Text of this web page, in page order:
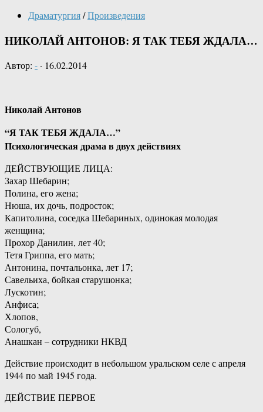
Драматургия/Произведения
НИКОЛАЙ АНТОНОВ: Я ТАК ТЕБЯ ЖДАЛА…
Автор: - · 16.02.2014
Николай Антонов
“Я ТАК ТЕБЯ ЖДАЛА…”
Психологическая драма в двух действиях
ДЕЙСТВУЮЩИЕ ЛИЦА:
Захар Шебарин;
Полина, его жена;
Нюша, их дочь, подросток;
Капитолина, соседка Шебариных, одинокая молодая
женщина;
Прохор Данилин, лет 40;
Тетя Гриппа, его мать;
Антонина, почтальонка, лет 17;
Савельиха, бойкая старушонка;
Лускотин;
Анфиса;
Хлопов,
Сологуб,
Анашкан – сотрудники НКВД
Действие происходит в небольшом уральском селе с апреля
1944 по май 1945 года.
ДЕЙСТВИЕ ПЕРВОЕ